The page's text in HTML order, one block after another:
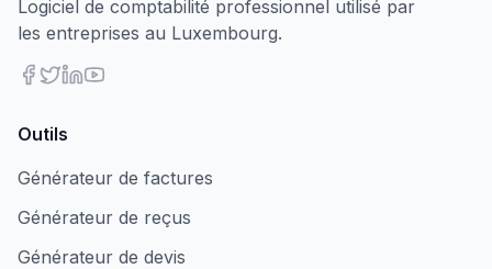
Logiciel de comptabilité professionnel utilisé par
les entreprises au Luxembourg.
Outils
Générateur de factures
Générateur de reçus
Générateur de devis